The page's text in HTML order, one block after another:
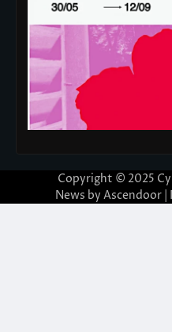
Copyright © 2025
News by Ascendoor|